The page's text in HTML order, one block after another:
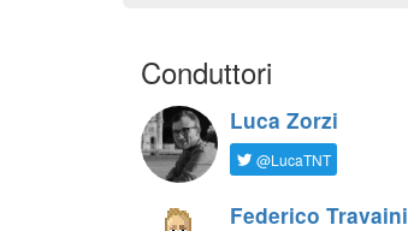
Conduttori
Luca Zorzi
@LucaTNT
Federico Travaini